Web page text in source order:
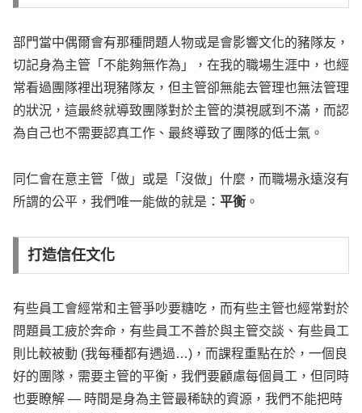
部門當中偶爾會有那種問題人物或是會影響文化的豬隊友，
切記身為主管「不能夠無作為」，在我的職場生涯中，也經
常看過團隊裡出現豬隊友，但主管卻無能去管理也無法管理
的狀況，這最終就導致團隊對於主管的漠視感到不滿，而認
為自己也不需要認真工作、最終導致了團隊的低士氣。
同仁會在意主管「做」或是「沒做」什麼，而職場永遠沒有
所謂的公平，我們唯一能做的就是： 平衡 。
打造信任文化
有些員工會經常和主管爭吵要糖吃，而有些主管也經常對於
問題員工疲於奔命，有些員工不善於與主管交談、有些員工
則比較被動 (我每種都有遇過…)，而課程重點在於，一個良
好的團隊，需要主管的平衡，我們要顧慮每個員工，但同時
也要瞭解 — 時間是身為主管最稀缺的資源，我們不能把時